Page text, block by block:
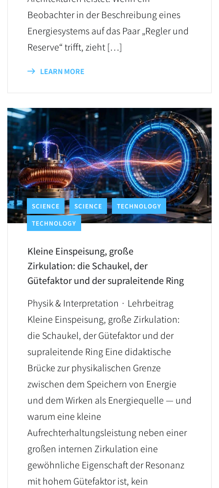
Beobachter in der Beschreibung eines
Energiesystems auf das Paar „Regler und
Reserve“ trifft, zieht […]
LEARN MORE
SCIENCE SCIENCE TECHNOLOGY
TECHNOLOGY
Kleine Einspeisung, große
Zirkulation: die Schaukel, der
Gütefaktor und der supraleitende Ring
Physik & Interpretation · Lehrbeitrag
Kleine Einspeisung, große Zirkulation:
die Schaukel, der Gütefaktor und der
supraleitende Ring Eine didaktische
Brücke zur physikalischen Grenze
zwischen dem Speichern von Energie
und dem Wirken als Energiequelle — und
warum eine kleine
Aufrechterhaltungsleistung neben einer
großen internen Zirkulation eine
gewöhnliche Eigenschaft der Resonanz
mit hohem Gütefaktor ist, kein